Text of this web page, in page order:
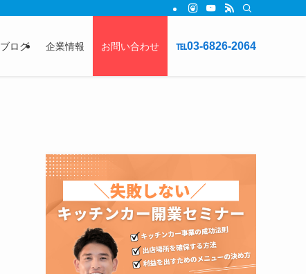
ブログ 企業情報 お問い合わせ ℡03-6826-2064